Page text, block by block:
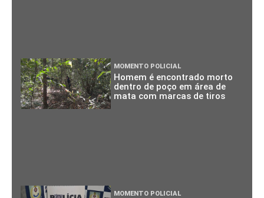
MOMENTO POLICIAL
Homem é encontrado morto
dentro de poço em área de
mata com marcas de tiros
MOMENTO POLICIAL